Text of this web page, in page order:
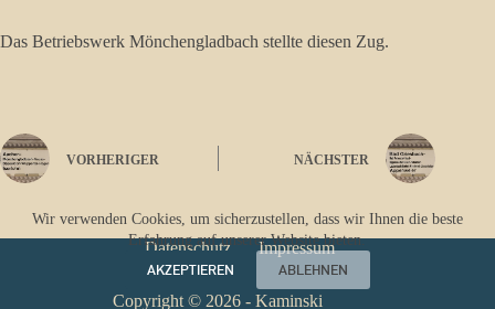
Wir verwenden Cookies, um sicherzustellen, dass wir Ihnen die beste
Erfahrung auf unserer Website bieten.
AKZEPTIEREN
ABLEHNEN
Das Betriebswerk Mönchengladbach stellte diesen Zug.
VORHERIGER NÄCHSTER
Datenschutz Impressum
Copyright © 2026 - Kaminski